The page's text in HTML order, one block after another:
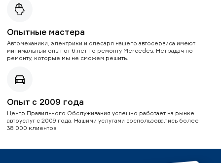
Опытные мастера
Автомеханики, электрики и слесаря нашего автосервиса имеют
минимальный опыт от 6 лет по ремонту Mercedes. Нет задач по
ремонту, которые мы не сможем решить.
Опыт с 2009 года
Центр Правильного Обслуживания успешно работает на рынке
автоуслуг с 2009 года. Нашими услугами воспользовались более
38 000 клиентов.